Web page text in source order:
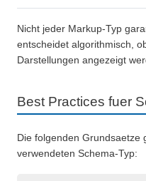
Nicht jeder Markup-Typ
entscheidet algorithmisch,
Darstellungen angezeigt
Best Practices fuer
Die folgenden Grundsaetze
verwendeten Schema-Typ: